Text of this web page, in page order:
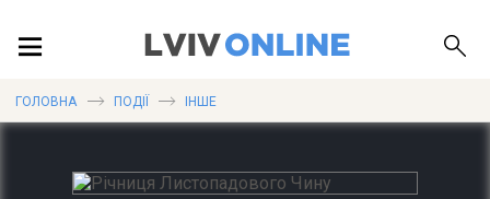
ГОЛОВНА ПОДІЇ ІНШЕ